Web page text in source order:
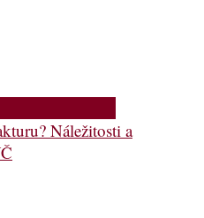
Náležitosti a